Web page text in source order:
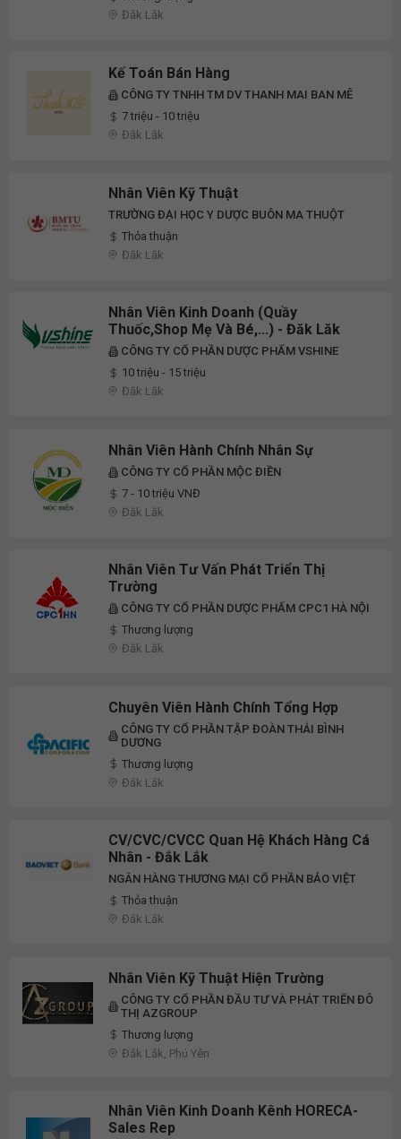
Đắk Lắk
Kế Toán Bán Hàng
CÔNG TY TNHH TM DV THANH MAI BAN MÊ
7 triệu - 10 triệu
Đắk Lắk
Nhân Viên Kỹ Thuật
TRƯỜNG ĐẠI HỌC Y DƯỢC BUÔN MA THUỘT
Thỏa thuận
Đắk Lắk
Nhân Viên Kinh Doanh (Quầy
Thuốc,Shop Mẹ Và Bé,...) - Đăk Lăk
CÔNG TY CỔ PHẦN DƯỢC PHẨM VSHINE
10 triệu - 15 triệu
Đắk Lắk
Nhân Viên Hành Chính Nhân Sự
CÔNG TY CỔ PHẦN MỘC ĐIỀN
7 - 10 triệu VNĐ
Đắk Lắk
Nhân Viên Tư Vấn Phát Triển Thị
Trường
CÔNG TY CỔ PHẦN DƯỢC PHẨM CPC1 HÀ NỘI
Thương lượng
Đắk Lắk
Chuyên Viên Hành Chính Tổng Hợp
​CÔNG TY CỔ PHẦN TẬP ĐOÀN THÁI BÌNH
DƯƠNG
Thương lượng
Đắk Lắk
CV/CVC/CVCC Quan Hệ Khách Hàng Cá
Nhân - Đắk Lắk
NGÂN HÀNG THƯƠNG MẠI CỔ PHẦN BẢO VIỆT
Thỏa thuận
Đắk Lắk
Nhân Viên Kỹ Thuật Hiện Trường
CÔNG TY CỔ PHẦN ĐẦU TƯ VÀ PHÁT TRIỂN ĐÔ
THỊ AZGROUP
Thương lượng
Đắk Lắk, Phú Yên
Nhân Viên Kinh Doanh Kênh HORECA-
Sales Rep